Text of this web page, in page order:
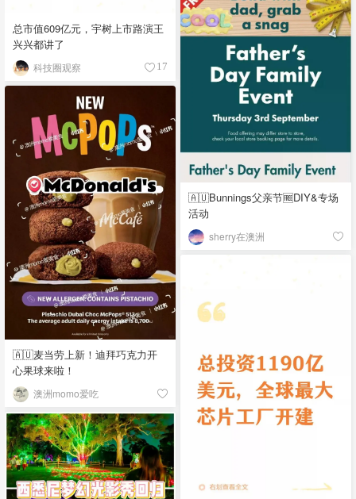
总市值609亿元，宇树上市路演王
兴兴都讲了
科技圈观察 17
🇦🇺Bunnings父亲节🆓DIY&专场
活动
sherry在澳洲
🇦🇺麦当劳上新！迪拜巧克力开
心果球来啦！
澳洲momo爱吃